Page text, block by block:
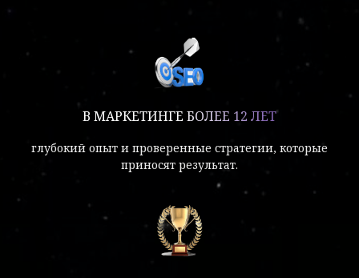
В МАРКЕТИНГЕ БОЛЕЕ 12 ЛЕТ
приносят результат.